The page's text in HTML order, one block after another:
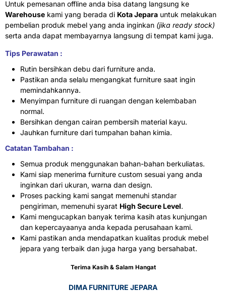
Untuk pemesanan offline anda bisa datang langsung ke
Warehouse kami yang berada di Kota Jepara untuk melakukan
pembelian produk mebel yang anda inginkan (jika ready stock)
serta anda dapat membayarnya langsung di tempat kami juga.
Tips Perawatan :
Rutin bersihkan debu dari furniture anda.
Pastikan anda selalu mengangkat furniture saat ingin
memindahkannya.
Menyimpan furniture di ruangan dengan kelembaban
normal.
Bersihkan dengan cairan pembersih material kayu.
Jauhkan furniture dari tumpahan bahan kimia.
Catatan Tambahan :
Semua produk menggunakan bahan-bahan berkuliatas.
Kami siap menerima furniture custom sesuai yang anda
inginkan dari ukuran, warna dan design.
Proses packing kami sangat memenuhi standar
pengiriman, memenuhi syarat High Secure Level.
Kami mengucapkan banyak terima kasih atas kunjungan
dan kepercayaanya anda kepada perusahaan kami.
Kami pastikan anda mendapatkan kualitas produk mebel
jepara yang terbaik dan juga harga yang bersahabat.
Terima Kasih & Salam Hangat
DIMA FURNITURE JEPARA